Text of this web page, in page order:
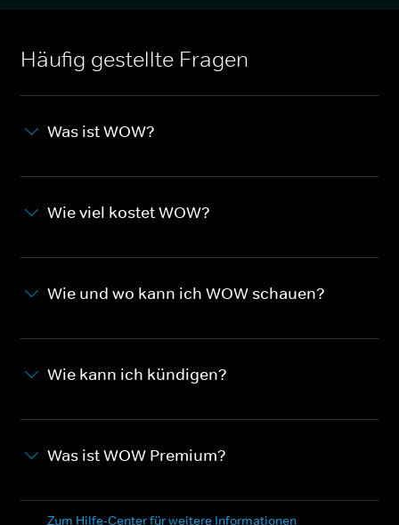
Häufig gestellte Fragen
Was ist WOW?
Wie viel kostet WOW?
Wie und wo kann ich WOW schauen?
Wie kann ich kündigen?
Was ist WOW Premium?
Zum Hilfe-Center für weitere Informationen